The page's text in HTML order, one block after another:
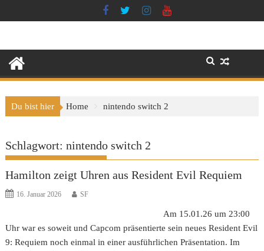
to
Du bist hier Home nintendo switch 2
Schlagwort:nintendo switch 2
Hamilton zeigt Uhren aus Resident Evil Requiem
16. Januar 2026 SF
Am 15.01.26 um 23:00
Uhr war es soweit und Capcom präsentierte sein neues Resident Evil
9: Requiem noch einmal in einer ausführlichen Präsentation. Im